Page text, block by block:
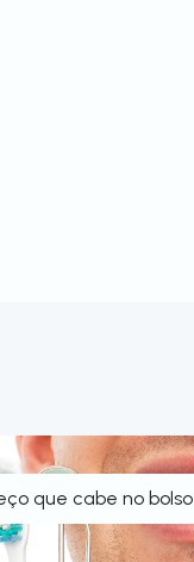
que cabe no bolso